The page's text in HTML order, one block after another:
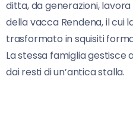
ditta, da generazioni,
della vacca Rendena, il cui
trasformato in squisiti
La stessa famiglia gestisce
dai resti di un’antica stalla.